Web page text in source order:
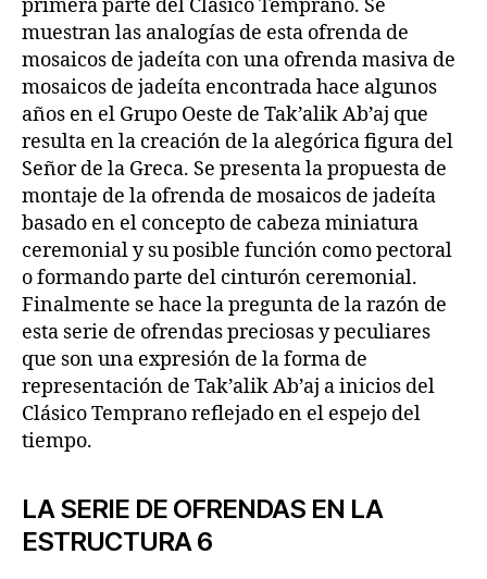
primera parte del Clásico Temprano. Se
muestran las analogías de esta ofrenda de
mosaicos de jadeíta con una ofrenda masiva de
mosaicos de jadeíta encontrada hace algunos
años en el Grupo Oeste de Tak’alik Ab’aj que
resulta en la creación de la alegórica figura del
Señor de la Greca. Se presenta la propuesta de
montaje de la ofrenda de mosaicos de jadeíta
basado en el concepto de cabeza miniatura
ceremonial y su posible función como pectoral
o formando parte del cinturón ceremonial.
Finalmente se hace la pregunta de la razón de
esta serie de ofrendas preciosas y peculiares
que son una expresión de la forma de
representación de Tak’alik Ab’aj a inicios del
Clásico Temprano reflejado en el espejo del
tiempo.
LA SERIE DE OFRENDAS EN LA
ESTRUCTURA 6